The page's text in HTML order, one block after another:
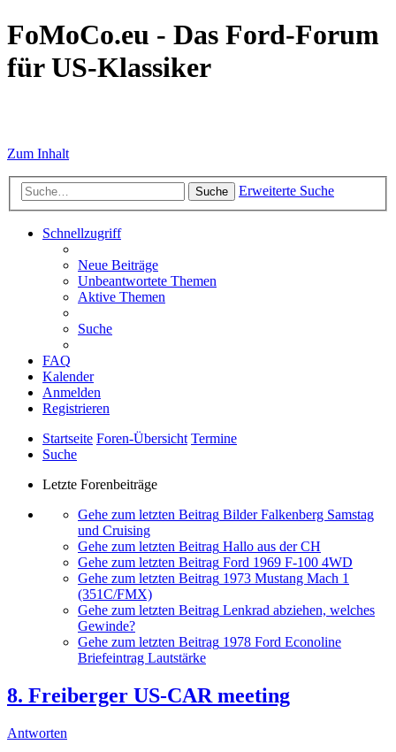
FoMoCo.eu - Das Ford-Forum
für US-Klassiker
Zum Inhalt
Suche Erweiterte Suche
Schnellzugriff
Neue Beiträge
Unbeantwortete Themen
Aktive Themen
Suche
FAQ
Kalender
Anmelden
Registrieren
Startseite Foren-Übersicht Termine
Suche
Letzte Forenbeiträge
Gehe zum letzten Beitrag Bilder Falkenberg Samstag
und Cruising
Gehe zum letzten Beitrag Hallo aus der CH
Gehe zum letzten Beitrag Ford 1969 F-100 4WD
Gehe zum letzten Beitrag 1973 Mustang Mach 1
(351C/FMX)
Gehe zum letzten Beitrag Lenkrad abziehen, welches
Gewinde?
Gehe zum letzten Beitrag 1978 Ford Econoline
Briefeintrag Lautstärke
8. Freiberger US-CAR meeting
Antworten